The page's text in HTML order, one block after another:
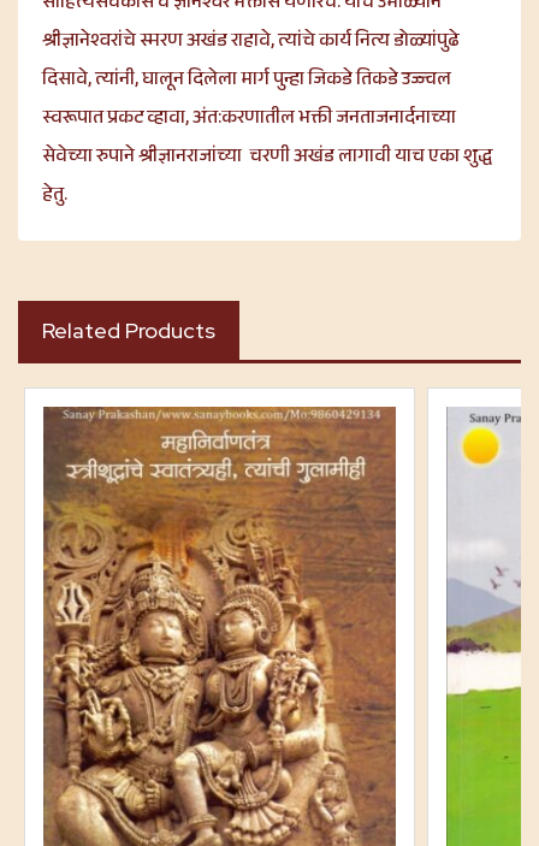
श्रीज्ञानेश्वरांचे स्मरण अखंड राहावे, त्यांचे कार्य नित्य डोळ्यांपुढे
दिसावे, त्यांनी, घालून दिलेला मार्ग पुन्हा जिकडे तिकडे उज्ज्वल
स्वरूपात प्रकट व्हावा, अंत:करणातील भक्ती जनताजनार्दनाच्या
सेवेच्या रुपाने श्रीज्ञानराजांच्या चरणी अखंड लागावी याच एका शुद्ध
हेतु.
Related Products